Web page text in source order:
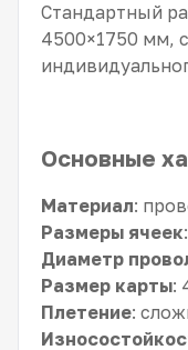
Стандартный
4500×1750 мм,
Основные
Материал:
Размеры ячеек
Диаметр
Размер карты:
Плетение: